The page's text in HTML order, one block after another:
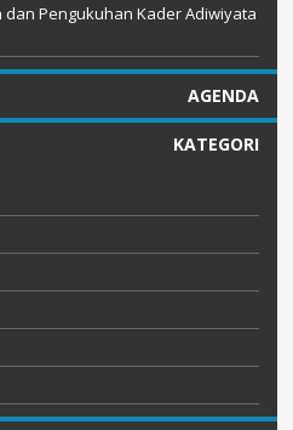
Pengukuhan Kader Adiwiyata
AGENDA
KATEGORI